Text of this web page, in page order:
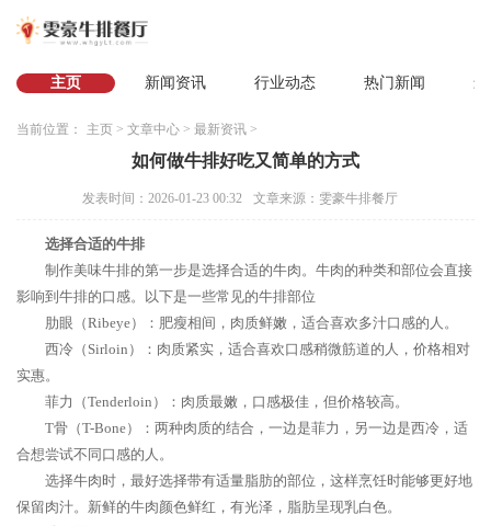
主页 新闻资讯 行业动态 热门新闻
当前位置： 主页 > 文章中心 > 最新资讯 >
如何做牛排好吃又简单的方式
发表时间：2026-01-23 00:32 文章来源：雯豪牛排餐厅
选择合适的牛排
制作美味牛排的第一步是选择合适的牛肉。牛肉的种类和部位会直接
影响到牛排的口感。以下是一些常见的牛排部位
肋眼（Ribeye）：肥瘦相间，肉质鲜嫩，适合喜欢多汁口感的人。
西冷（Sirloin）：肉质紧实，适合喜欢口感稍微筋道的人，价格相对
实惠。
菲力（Tenderloin）：肉质最嫩，口感极佳，但价格较高。
T骨（T-Bone）：两种肉质的结合，一边是菲力，另一边是西冷，适
合想尝试不同口感的人。
选择牛肉时，最好选择带有适量脂肪的部位，这样烹饪时能够更好地
保留肉汁。新鲜的牛肉颜色鲜红，有光泽，脂肪呈现乳白色。